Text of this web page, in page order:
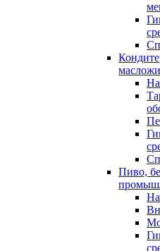
Пиво,